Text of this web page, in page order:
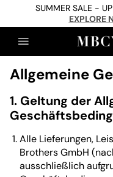
SUMMER SALE -
EXPLORE
Allgemeine
1. Geltung der
Alle Lieferungen,
Brothers GmbH
ausschließlich